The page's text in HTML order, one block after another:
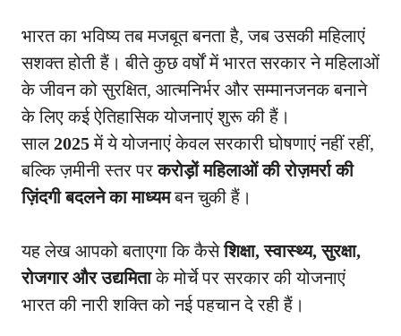
भारत का भविष्य तब मजबूत बनता है, जब उसकी महिलाएं
सशक्त होती हैं। बीते कुछ वर्षों में भारत सरकार ने महिलाओं
के जीवन को सुरक्षित, आत्मनिर्भर और सम्मानजनक बनाने
के लिए कई ऐतिहासिक योजनाएं शुरू की हैं।
साल2025में ये योजनाएं केवल सरकारी घोषणाएं नहीं रहीं,
बल्कि ज़मीनी स्तर परकरोड़ों महिलाओं की रोज़मर्रा की
ज़िंदगी बदलने का माध्यमबन चुकी हैं।
यह लेख आपको बताएगा कि कैसेशिक्षा, स्वास्थ्य, सुरक्षा,
रोजगार और उद्यमिताके मोर्चे पर सरकार की योजनाएं
भारत की नारी शक्ति को नई पहचान दे रही हैं।